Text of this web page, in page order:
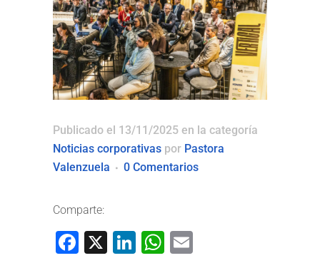
Publicado el 13/11/2025 en la categoría
Noticias corporativas por Pastora
Valenzuela
0 Comentarios
Comparte:
Facebook
X LinkedIn
WhatsApp